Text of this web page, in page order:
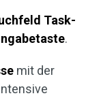
Task-
.
mit der